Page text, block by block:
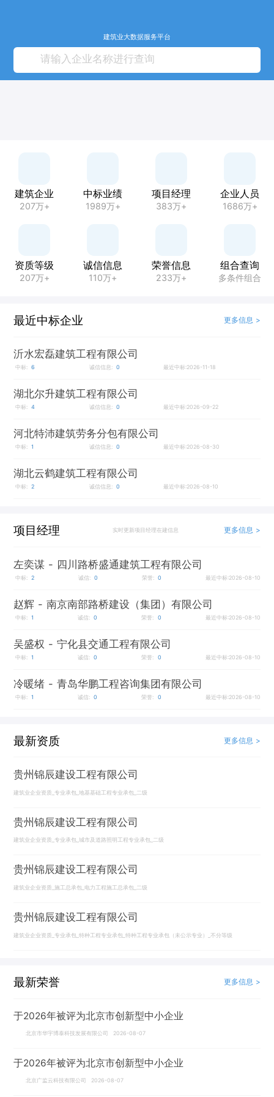
建筑业大数据服务平台
建筑企业
207万+
中标业绩
1989万+
项目经理
383万+
企业人员
1686万+
资质等级
207万+
诚信信息
110万+
荣誉信息
233万+
组合查询
多条件组合
最近中标企业 更多信息 >
沂水宏磊建筑工程有限公司
中标: 6 诚信信息: 0 最近中标:2026-11-18
湖北尔升建筑工程有限公司
中标: 4 诚信信息: 0 最近中标:2026-09-22
河北特沛建筑劳务分包有限公司
中标: 1 诚信信息: 0 最近中标:2026-08-30
湖北云鹤建筑工程有限公司
中标: 2 诚信信息: 0 最近中标:2026-08-10
项目经理 实时更新项目经理在建信息 更多信息 >
左奕谋 - 四川路桥盛通建筑工程有限公司
中标: 2 诚信: 0 荣誉: 0 最近中标:2026-08-10
赵辉 - 南京南部路桥建设（集团）有限公司
中标: 1 诚信: 0 荣誉: 0 最近中标:2026-08-10
吴盛权 - 宁化县交通工程有限公司
中标: 1 诚信: 0 荣誉: 0 最近中标:2026-08-10
冷暖绪 - 青岛华鹏工程咨询集团有限公司
中标: 1 诚信: 0 荣誉: 0 最近中标:2026-08-10
最新资质 更多信息 >
贵州锦辰建设工程有限公司
建筑业企业资质_专业承包_地基基础工程专业承包_二级
贵州锦辰建设工程有限公司
建筑业企业资质_专业承包_城市及道路照明工程专业承包_二级
贵州锦辰建设工程有限公司
建筑业企业资质_施工总承包_电力工程施工总承包_二级
贵州锦辰建设工程有限公司
建筑业企业资质_专业承包_特种工程专业承包_特种工程专业承包（未公示专业）_不分等级
最新荣誉 更多信息 >
于2026年被评为北京市创新型中小企业
北京市华宇博泰科技发展有限公司 2026-08-07
于2026年被评为北京市创新型中小企业
北京广监云科技有限公司 2026-08-07